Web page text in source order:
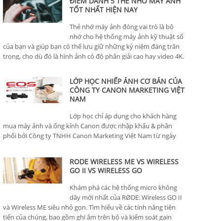
TỐT NHẤT HIỆN NAY
Thẻ nhớ máy ảnh đóng vai trò là bộ
nhớ cho hệ thống máy ảnh kỹ thuật số
của bạn và giúp bạn có thể lưu giữ những kỷ niệm đáng trân
trọng, cho dù đó là hình ảnh có độ phân giải cao hay video 4K.
LỚP HỌC NHIẾP ẢNH CƠ BẢN CỦA
CÔNG TY CANON MARKETING VIỆT
NAM
Lớp học chỉ áp dụng cho khách hàng
mua máy ảnh và ống kính Canon được nhập khẩu & phân
phối bởi Công ty TNHH Canon Marketing Việt Nam từ ngày
RODE WIRELESS ME VS WIRELESS
GO II VS WIRELESS GO
Khám phá các hệ thống micro không
dây mới nhất của RØDE: Wireless GO II
và Wireless ME siêu nhỏ gọn. Tìm hiểu về các tính năng tiên
tiến của chúng, bao gồm ghi âm trên bộ và kiểm soát gain